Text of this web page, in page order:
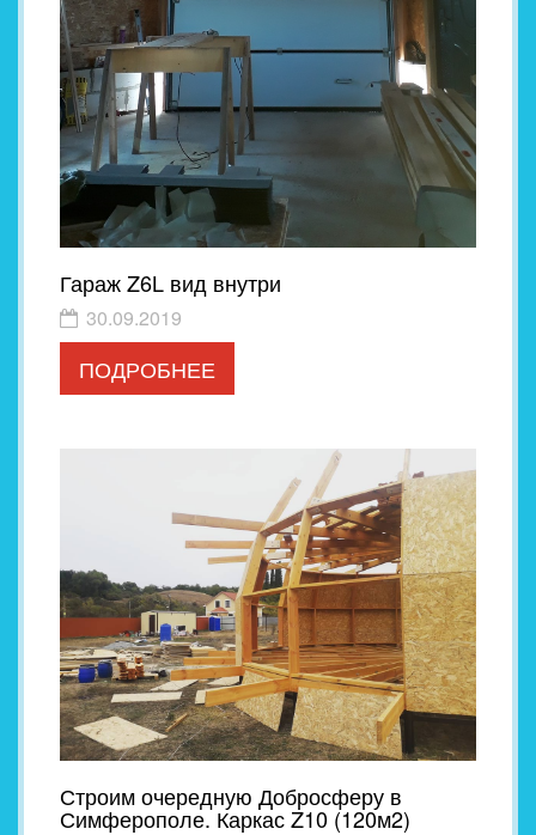
Гараж Z6L вид внутри
30.09.2019
ПОДРОБНЕЕ
Строим очередную Добросферу в
Симферополе. Каркас Z10 (120м2)